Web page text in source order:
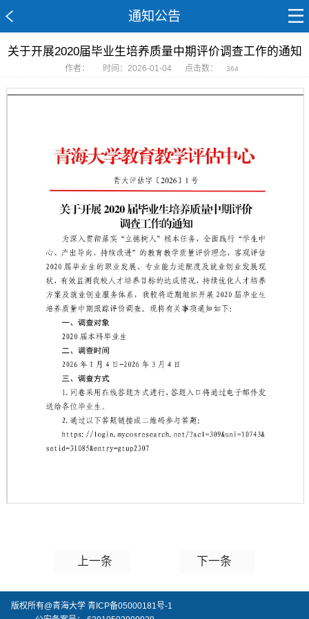
通知公告
关于开展2020届毕业生培养质量中期评价调查工作的通知
作者： 时间：2026-01-04 点击数： 364
上一条 下一条
版权所有@青海大学 青ICP备05000181号-1